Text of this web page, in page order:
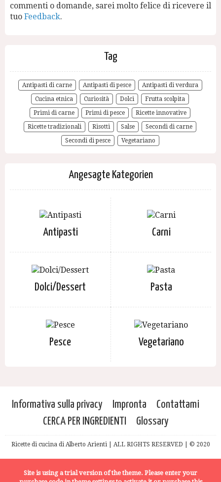
commenti o domande, sarei molto felice di ricevere il
tuo Feedback.
Tag
Antipasti di carne Antipasti di pesce
Antipasti di verdura
Cucina etnica
Curiosità Dolci
Frutta scolpita
Primi di carne
Primi di pesce
Ricette innovative
Ricette tradizionali
Risotti Salse
Secondi di carne
Secondi di pesce
Vegetariano
Angesagte Kategorien
Antipasti Carni
Dolci/Dessert Pasta
Pesce Vegetariano
Informativa sulla privacy Impronta
Contattami
CERCA PER INGREDIENTI
Glossary
Ricette di cucina di Alberto Arienti | ALL RIGHTS RESERVED | © 2020
Site is using a trial version of the theme. Please enter your